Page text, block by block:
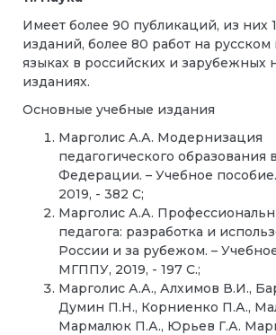
Имеет более 90 публикаций, из них
изданий, более 80 работ на русском
языках в российских и зарубежных
изданиях.
Основные учебные издания
Марголис А.А. Модернизация
педагогического образования
Федерации. – Учебное
2019, - 382 С;
Марголис А.А.
педагога: разработка и
России и за рубежом. –
МГППУ, 2019, - 197 С.;
Марголис А.А., Алхимов В.И.,
Думин П.Н., Корниенко П.А.,
Мармалюк П.А., Юрьев Г.А.